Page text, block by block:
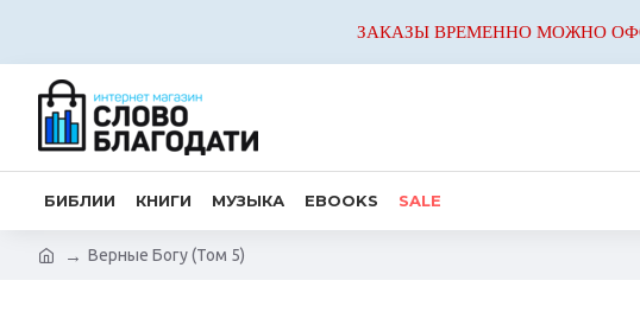
ЗАКАЗЫ ВРЕМЕННО МОЖНО
БИБЛИИ КНИГИ МУЗЫКА EBOOKS SALE
Верные Богу (Том 5)